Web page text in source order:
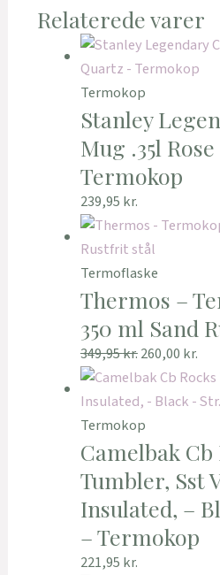
Relaterede varer
Termokop
Stanley
Mug .35l
Termokop
239,95 kr.
Termoflaske
Thermos –
350 ml Sand
349,95kr.260,00 kr.
Termokop
Camelbak Cb
Tumbler, Sst
Insulated, –
– Termokop
221,95 kr.